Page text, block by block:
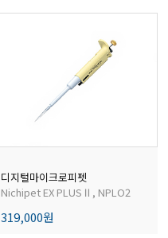
디지털마이크로피펫
Nichipet EX PLUSⅡ, NPLO2
319,000원